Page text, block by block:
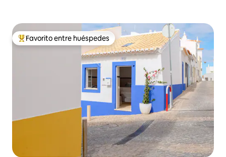
Favorito entre huéspedes preferido
Favorito entre huéspedes